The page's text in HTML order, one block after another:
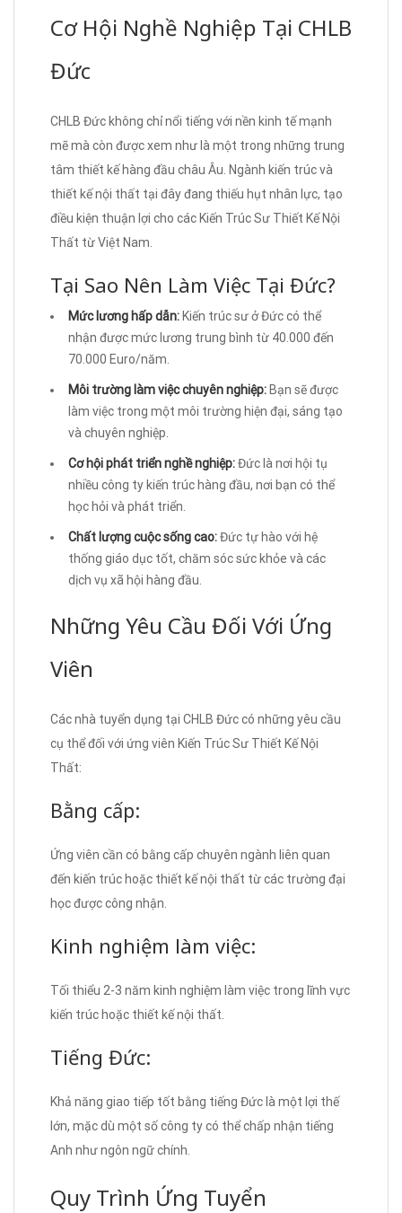
Cơ Hội Nghề Nghiệp Tại CHLB
Đức
CHLB Đức không chỉ nổi tiếng với nền kinh tế mạnh
mẽ mà còn được xem như là một trong những trung
tâm thiết kế hàng đầu châu Âu. Ngành kiến trúc và
thiết kế nội thất tại đây đang thiếu hụt nhân lực, tạo
điều kiện thuận lợi cho các Kiến Trúc Sư Thiết Kế Nội
Thất từ Việt Nam.
Tại Sao Nên Làm Việc Tại Đức?
Mức lương hấp dẫn: Kiến trúc sư ở Đức có thể
nhận được mức lương trung bình từ 40.000 đến
70.000 Euro/năm.
Môi trường làm việc chuyên nghiệp: Bạn sẽ được
làm việc trong một môi trường hiện đại, sáng tạo
và chuyên nghiệp.
Cơ hội phát triển nghề nghiệp:Đức là nơi hội tụ
nhiều công ty kiến trúc hàng đầu, nơi bạn có thể
học hỏi và phát triển.
Chất lượng cuộc sống cao:Đức tự hào với hệ
thống giáo dục tốt, chăm sóc sức khỏe và các
dịch vụ xã hội hàng đầu.
Những Yêu Cầu Đối Với Ứng
Viên
Các nhà tuyển dụng tại CHLB Đức có những yêu cầu
cụ thể đối với ứng viên Kiến Trúc Sư Thiết Kế Nội
Thất:
Bằng cấp:
Ứng viên cần có bằng cấp chuyên ngành liên quan
đến kiến trúc hoặc thiết kế nội thất từ các trường đại
học được công nhận.
Kinh nghiệm làm việc:
Tối thiểu 2-3 năm kinh nghiệm làm việc trong lĩnh vực
kiến trúc hoặc thiết kế nội thất.
Tiếng Đức:
Khả năng giao tiếp tốt bằng tiếng Đức là một lợi thế
lớn, mặc dù một số công ty có thể chấp nhận tiếng
Anh như ngôn ngữ chính.
Quy Trình Ứng Tuyển